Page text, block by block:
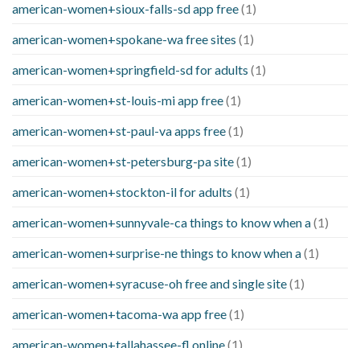
american-women+sioux-falls-sd app free(1)
american-women+spokane-wa free sites (1)
american-women+springfield-sd for adults (1)
american-women+st-louis-mi app free(1)
american-women+st-paul-va apps free(1)
american-women+st-petersburg-pa site(1)
american-women+stockton-il for adults (1)
american-women+sunnyvale-ca things to know when a(1)
american-women+surprise-ne things to know when a(1)
american-women+syracuse-oh free and single site(1)
american-women+tacoma-wa app free(1)
american-women+tallahassee-fl online(1)